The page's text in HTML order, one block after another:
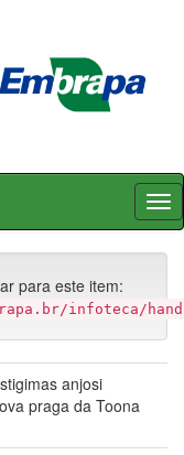
para este item:
infoteca/
anjosi
praga da Toona